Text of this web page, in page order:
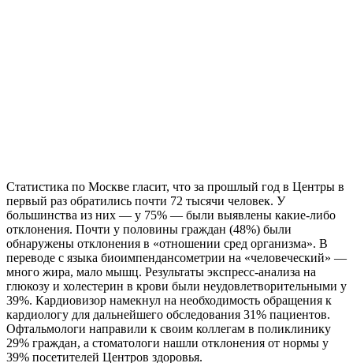
Статистика по Москве гласит, что за прошлый год в Центры в
первый раз обратились почти 72 тысячи человек. У
большинства из них — у 75% — были выявлены какие-либо
отклонения. Почти у половины граждан (48%) были
обнаружены отклонения в «отношении сред организма». В
переводе с языка биоимпендансометрии на «человеческий» —
много жира, мало мышц. Результаты экспресс-анализа на
глюкозу и холестерин в крови были неудовлетворительными у
39%. Кардиовизор намекнул на необходимость обращения к
кардиологу для дальнейшего обследования 31% пациентов.
Офтальмологи направили к своим коллегам в поликлинику
29% граждан, а стоматологи нашли отклонения от нормы у
39% посетителей Центров здоровья.